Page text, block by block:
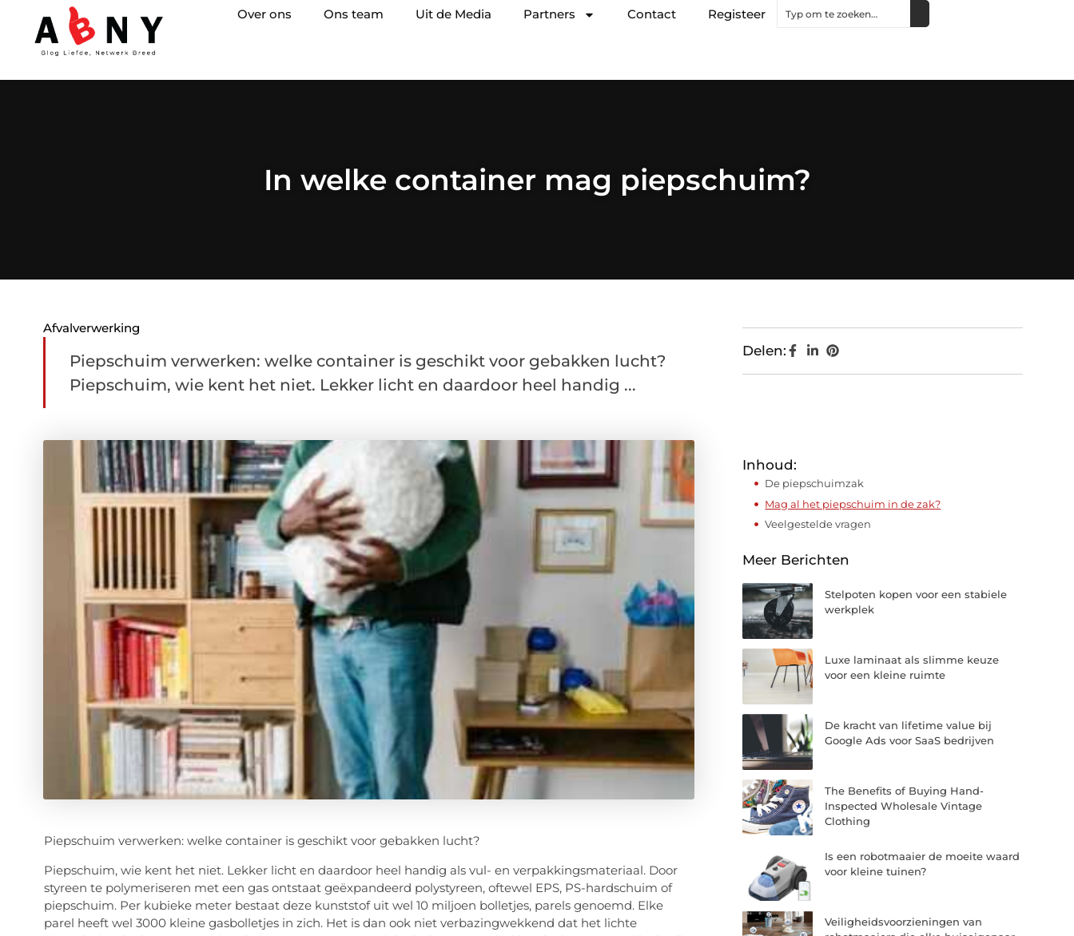
Over ons Ons team Uit de Media Partners Contact Registeer
In welke container mag piepschuim?
Afvalverwerking
Piepschuim verwerken: welke container is geschikt voor gebakken lucht?
Piepschuim, wie kent het niet. Lekker licht en daardoor heel handig ...
Piepschuim verwerken: welke container is geschikt voor gebakken lucht?
Piepschuim, wie kent het niet. Lekker licht en daardoor heel handig als vul- en verpakkingsmateriaal. Door
styreen te polymeriseren met een gas ontstaat geëxpandeerd polystyreen, oftewel EPS, PS-hardschuim of
piepschuim. Per kubieke meter bestaat deze kunststof uit wel 10 miljoen bolletjes, parels genoemd. Elke
parel heeft wel 3000 kleine gasbolletjes in zich. Het is dan ook niet verbazingwekkend dat het lichte
Delen:
Inhoud:
De piepschuimzak
Mag al het piepschuim in de zak?
Veelgestelde vragen
Meer Berichten
Stelpoten kopen voor een stabiele
werkplek
Luxe laminaat als slimme keuze
voor een kleine ruimte
De kracht van lifetime value bij
Google Ads voor SaaS bedrijven
The Benefits of Buying Hand-
Inspected Wholesale Vintage
Clothing
Is een robotmaaier de moeite waard
voor kleine tuinen?
Veiligheidsvoorzieningen van